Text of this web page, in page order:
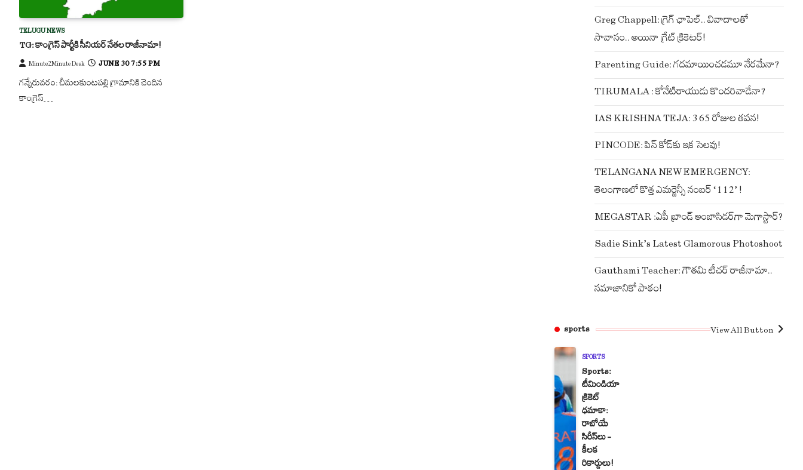
TELUGU NEWS
TG: కాంగ్రెస్ పార్టీకి సీనియర్ నేతల రాజీనామా!
Minute2Minute Desk JUNE 30 7:55 PM
గన్నేరువరం: చీమలకుంటపల్లి గ్రామానికి చెందిన
కాంగ్రెస్…
Greg Chappell: గ్రెగ్ ఛాపెల్.. వివాదాలతో
సావాసం.. అయినా గ్రేట్ క్రికెటర్!
Parenting Guide: గదమాయించడమూ నేరమేనా?
TIRUMALA : కోనేటిరాయుడు కొందరివాడేనా?
IAS KRISHNA TEJA: 365 రోజుల తపన!
PINCODE: పిన్ కోడ్‌కు ఇక సెలవు!
TELANGANA NEW EMERGENCY:
తెలంగాణలో కొత్త ఎమర్జెన్సీ నంబర్ ‘112’ !
MEGASTAR :ఏపీ బ్రాండ్ అంబాసిడర్‌గా మెగాస్టార్?
Sadie Sink’s Latest Glamorous Photoshoot
Gauthami Teacher: గౌతమి టీచర్ రాజీనామా..
సమాజానికో పాఠం!
sports View All Button
SPORTS
Sports:
టీమిండియా
క్రికెట్
ధమాకా:
రాబోయే
సిరీస్‌లు –
కీలక
రికార్డులు!